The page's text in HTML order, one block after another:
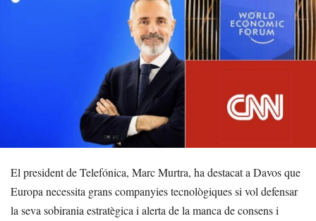
El president de Telefónica, Marc Murtra, ha destacat a Davos que
Europa necessita grans companyies tecnològiques si vol defensar
la seva sobirania estratègica i alerta de la manca de consens i